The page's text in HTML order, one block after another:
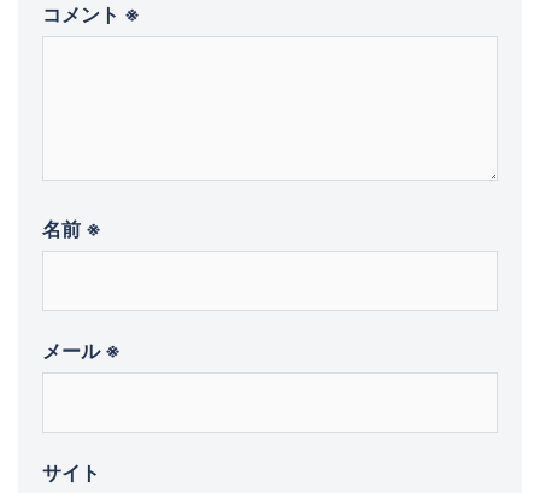
コメント ※
名前 ※
メール ※
サイト